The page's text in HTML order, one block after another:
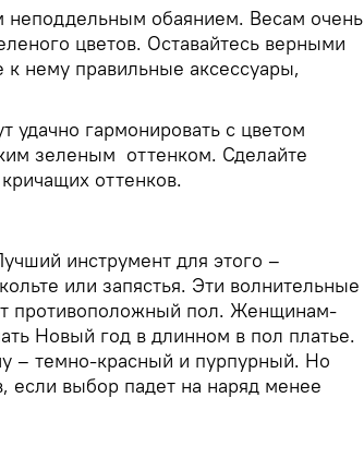
обаянием. Весам очень
цветов. Оставайтесь верными
нему правильные аксессуары,
удачно гармонировать с цветом
зеленым оттенком. Сделайте
оттенков.
инструмент для этого –
или запястья. Эти волнительные
противоположный пол. Женщинам-
Новый год в длинном в пол платье.
– темно-красный и пурпурный. Но
если выбор падет на наряд менее